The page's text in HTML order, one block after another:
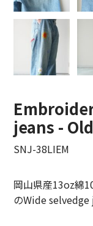
LIFiLL【リフィ
MIZUNO【ミズ
NEZU YOHIN
New balnace【
ORuKuBET【オ
PHIGVEL
POST O’ALLS【
Product Twelve
jeans -
SNJ-38LIEM
岡山県産13oz綿
のWide selvedge